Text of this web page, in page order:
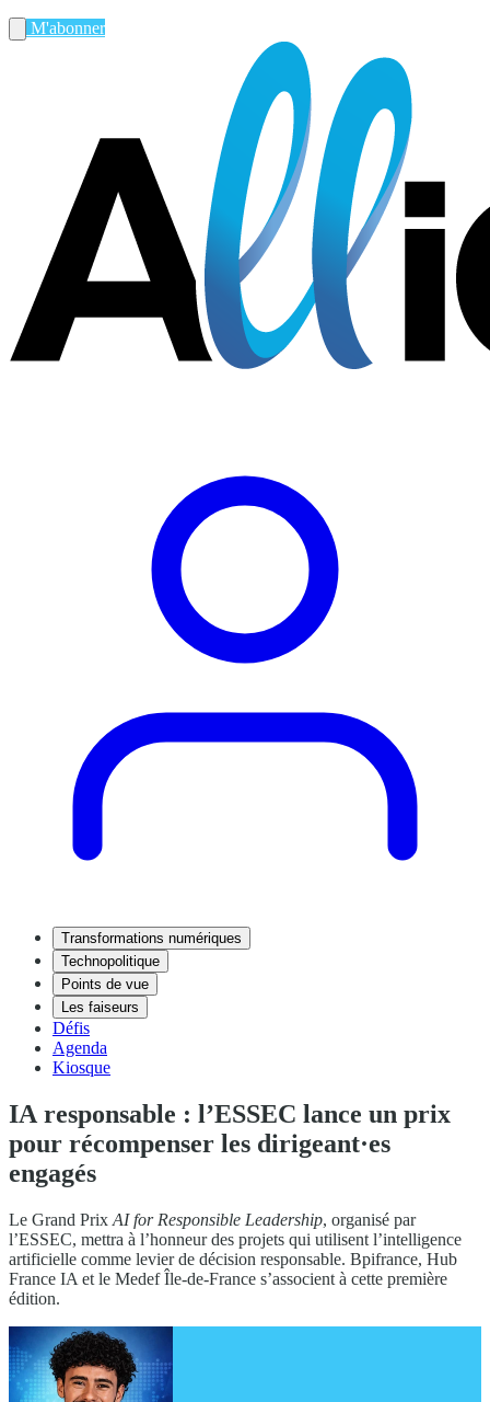
M'abonner
Transformations numériques
Technopolitique
Points de vue
Les faiseurs
Défis
Agenda
Kiosque
IA responsable : l’ESSEC lance un prix
pour récompenser les dirigeant·es
engagés
Le Grand Prix AI for Responsible Leadership, organisé par
l’ESSEC, mettra à l’honneur des projets qui utilisent l’intelligence
artificielle comme levier de décision responsable. Bpifrance, Hub
France IA et le Medef Île-de-France s’associent à cette première
édition.